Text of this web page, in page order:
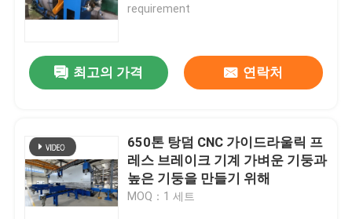
requirement
최고의 가격 연락처
650톤 탕덤 CNC 가이드라울릭 프
레스 브레이크 기계 가벼운 기둥과
높은 기둥을 만들기 위해
MOQ：1 세트